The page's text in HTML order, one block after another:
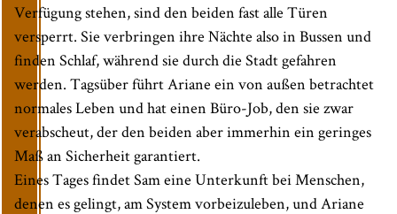
Verfügung stehen, sind den beiden fast alle Türen
versperrt. Sie verbringen ihre Nächte also in Bussen und
finden Schlaf, während sie durch die Stadt gefahren
werden. Tagsüber führt Ariane ein von außen betrachtet
normales Leben und hat einen Büro-Job, den sie zwar
verabscheut, der den beiden aber immerhin ein geringes
Maß an Sicherheit garantiert.
Eines Tages findet Sam eine Unterkunft bei Menschen,
denen es gelingt, am System vorbeizuleben, und Ariane